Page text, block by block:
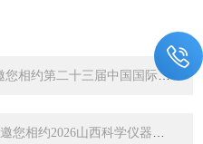
届中国国际科学仪器及实验室装备展览会！
山西科学仪器及实验室装备展览会！